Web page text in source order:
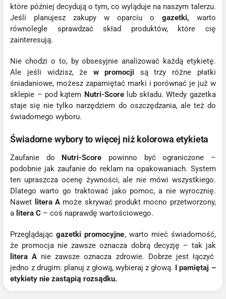
które później decydują o tym, co wyląduje na naszym talerzu.
Jeśli planujesz zakupy w oparciu o gazetki, warto
równolegle sprawdzać skład produktów, które cię
zainteresują.
Nie chodzi o to, by obsesyjnie analizować każdą etykietę.
Ale jeśli widzisz, że w promocji są trzy różne płatki
śniadaniowe, możesz zapamiętać marki i porównać je już w
sklepie – pod kątem Nutri-Score lub składu. Wtedy gazetka
staje się nie tylko narzędziem do oszczędzania, ale też do
świadomego wyboru.
Świadome wybory to więcej niż kolorowa etykieta
Zaufanie do Nutri-Score powinno być ograniczone –
podobnie jak zaufanie do reklam na opakowaniach. System
ten upraszcza ocenę żywności, ale nie mówi wszystkiego.
Dlatego warto go traktować jako pomoc, a nie wyrocznię.
Nawet litera A może skrywać produkt mocno przetworzony,
a litera C – coś naprawdę wartościowego.
Przeglądającgazetki promocyjne, warto mieć świadomość,
że promocja nie zawsze oznacza dobrą decyzję – tak jak
litera A nie zawsze oznacza zdrowie. Dobrze jest łączyć
jedno z drugim: planuj z głową, wybieraj z głową. I pamiętaj –
etykiety nie zastąpią rozsądku.